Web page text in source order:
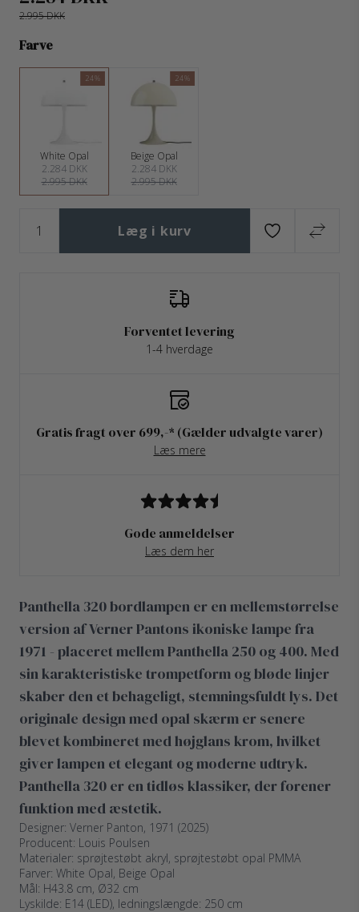
2.995 DKK
Farve
24%
White Opal
2.284 DKK
2.995 DKK
24%
Beige Opal
2.284 DKK
2.995 DKK
Læg i kurv
Forventet levering
1-4 hverdage
Gratis fragt over 699,-* (Gælder udvalgte varer)
Læs mere
Gode anmeldelser
Læs dem her
Panthella 320 bordlampen er en mellemstørrelse
version af Verner Pantons ikoniske lampe fra
1971 - placeret mellem Panthella 250 og 400. Med
sin karakteristiske trompetform og bløde linjer
skaber den et behageligt, stemningsfuldt lys. Det
originale design med opal skærm er senere
blevet kombineret med højglans krom, hvilket
giver lampen et elegant og moderne udtryk.
Panthella 320 er en tidløs klassiker, der forener
funktion med æstetik.
Designer: Verner Panton, 1971 (2025)
Producent: Louis Poulsen
Materialer: sprøjtestøbt akryl, sprøjtestøbt opal PMMA
Farver: White Opal, Beige Opal
Mål: H43.8 cm, Ø32 cm
Lyskilde: E14 (LED), ledningslængde: 250 cm